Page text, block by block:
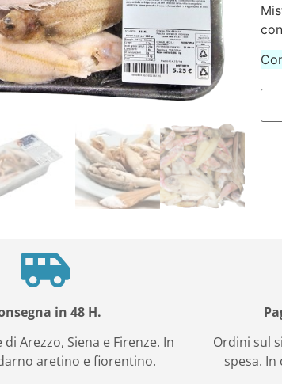
in 48 H.
Arezzo, Siena e Firenze. In
aretino e fiorentino.
Ordini sul
spesa.